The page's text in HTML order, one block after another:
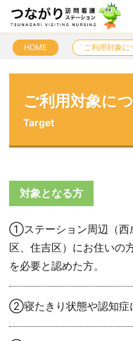
HOME ご利用対象に
ご利用対象に
Target
対象となる方
①ステーション周辺（西
区、住吉区）にお住いの
を必要と認めた方。
②寝たきり状態や認知症